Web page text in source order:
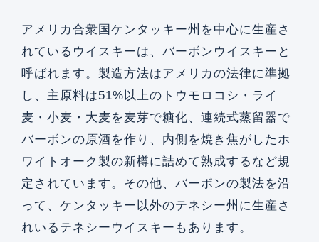
アメリカ合衆国ケンタッキー州を中心に生産さ
れているウイスキーは、バーボンウイスキーと
呼ばれます。製造方法はアメリカの法律に準拠
し、主原料は51%以上のトウモロコシ・ライ
麦・小麦・大麦を麦芽で糖化、連続式蒸留器で
バーボンの原酒を作り、内側を焼き焦がしたホ
ワイトオーク製の新樽に詰めて熟成するなど規
定されています。その他、バーボンの製法を沿
って、ケンタッキー以外のテネシー州に生産さ
れいるテネシーウイスキーもあります。